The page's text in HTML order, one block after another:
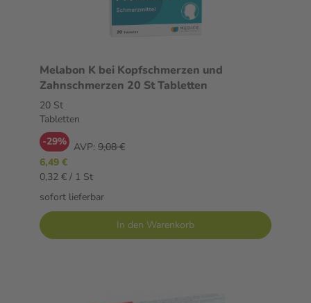
Melabon K bei Kopfschmerzen und
Zahnschmerzen 20 St Tabletten
20 St
Tabletten
-29% AVP: 9,08 €
6,49 €
0,32 € / 1 St
sofort lieferbar
In den Warenkorb